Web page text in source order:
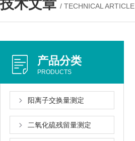
技术文章 / TECHNICAL ARTICLE
产品分类
PRODUCTS
阳离子交换量测定
二氧化硫残留量测定